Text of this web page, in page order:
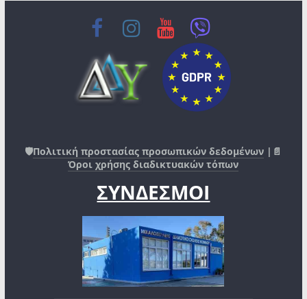
🛡️Πολιτική προστασίας προσωπικών δεδομένων |📄
Όροι χρήσης διαδικτυακών τόπων
ΣΥΝΔΕΣΜΟΙ